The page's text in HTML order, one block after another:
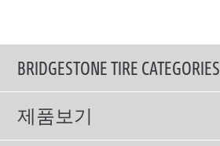
BRIDGESTONE TIRE CATEGORIES
제품보기